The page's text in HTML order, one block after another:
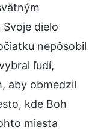
dielo
nepôsobil
ľudí,
aby obmedzil
kde Boh
miesta